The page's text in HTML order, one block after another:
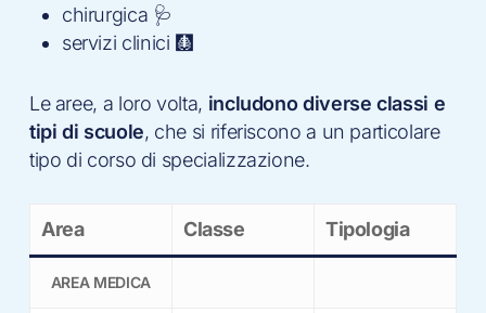
chirurgica 🩺
servizi clinici 🩻
Le aree, a loro volta, includono diverse classi e
tipi di scuole, che si riferiscono a un particolare
tipo di corso di specializzazione.
Area Classe Tipologia
AREA MEDICA